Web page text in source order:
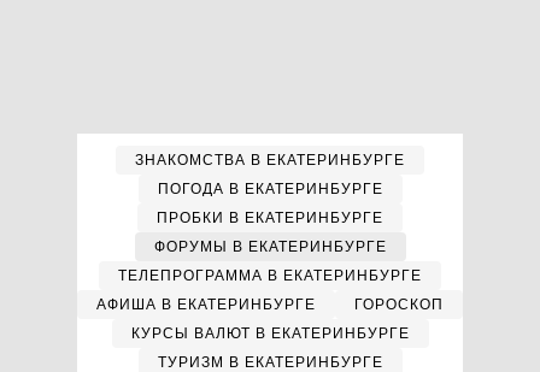
ЗНАКОМСТВА В ЕКАТЕРИНБУРГЕ
ПОГОДА В ЕКАТЕРИНБУРГЕ
ПРОБКИ В ЕКАТЕРИНБУРГЕ
ФОРУМЫ В ЕКАТЕРИНБУРГЕ
ТЕЛЕПРОГРАММА В ЕКАТЕРИНБУРГЕ
АФИША В ЕКАТЕРИНБУРГЕ
ГОРОСКОП
КУРСЫ ВАЛЮТ В ЕКАТЕРИНБУРГЕ
ТУРИЗМ В ЕКАТЕРИНБУРГЕ